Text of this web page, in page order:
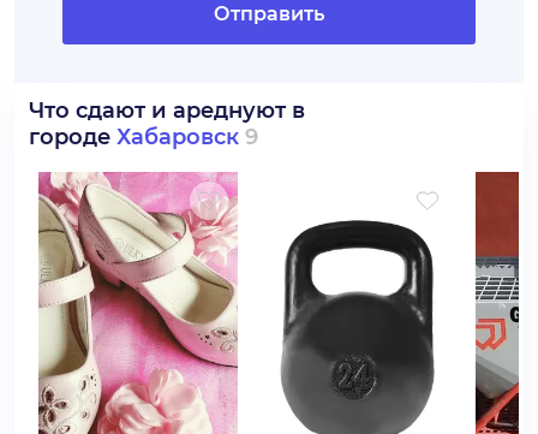
Отправить
Что сдают и ареднуют в
городе Хабаровск 9